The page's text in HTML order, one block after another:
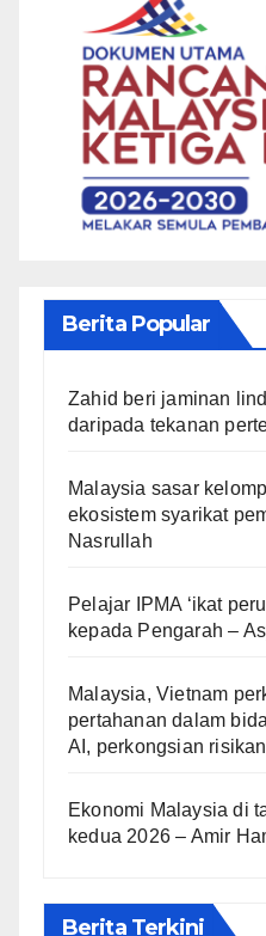
Berita Popular
Zahid beri jaminan
daripada tekanan
Malaysia sasar
ekosistem syarikat
Nasrullah
Pelajar IPMA ‘ikat
kepada Pengarah –
Malaysia, Vietnam
pertahanan dalam
AI, perkongsian
Ekonomi Malaysia di
kedua 2026 – Amir
Berita Terkini